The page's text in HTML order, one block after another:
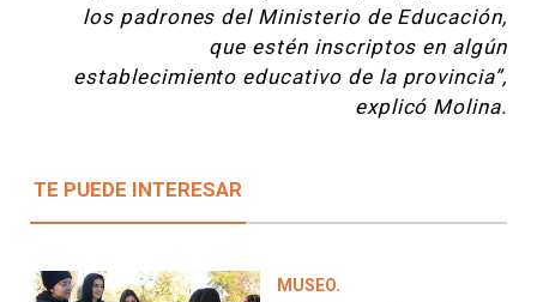
los padrones del Ministerio de Educación,
que estén inscriptos en algún
establecimiento educativo de la provincia”,
explicó Molina.
TE PUEDE INTERESAR
MUSEO.